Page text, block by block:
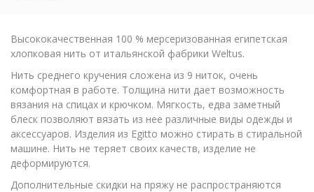
Высококачественная 100 % мерсеризованная египетская
хлопковая нить от итальянской фабрики Weltus.
Нить среднего кручения сложена из 9 ниток, очень
комфортная в работе. Толщина нити дает возможность
вязания на спицах и крючком. Мягкость, едва заметный
блеск позволяют вязать из нее различные виды одежды и
аксессуаров. Изделия из Egitto можно стирать в стиральной
машине. Нить не теряет своих качеств, изделие не
деформируются.
Дополнительные скидки на пряжу не распространяются